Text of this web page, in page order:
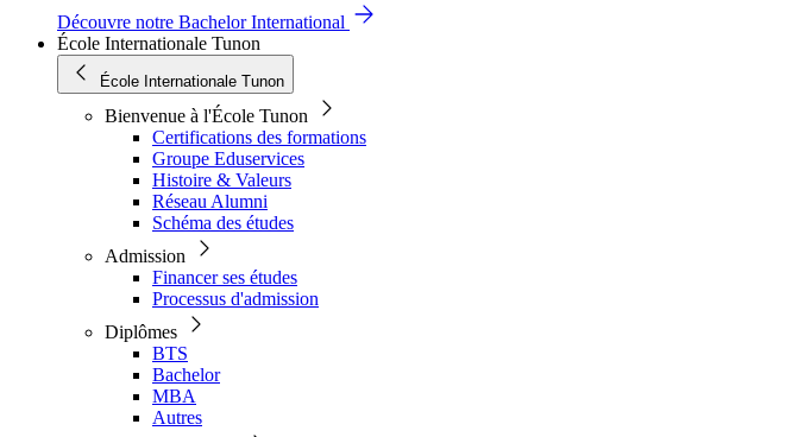
Découvre notre Bachelor International
École Internationale Tunon
École Internationale Tunon
Bienvenue à l'École Tunon
Certifications des formations
Groupe Eduservices
Histoire & Valeurs
Réseau Alumni
Schéma des études
Admission
Financer ses études
Processus d'admission
Diplômes
BTS
Bachelor
MBA
Autres